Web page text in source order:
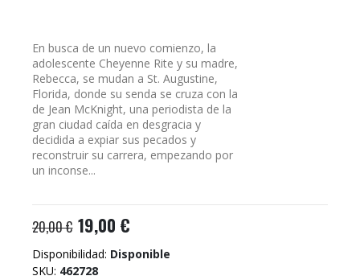
En busca de un nuevo comienzo, la
adolescente Cheyenne Rite y su madre,
Rebecca, se mudan a St. Augustine,
Florida, donde su senda se cruza con la
de Jean McKnight, una periodista de la
gran ciudad caída en desgracia y
decidida a expiar sus pecados y
reconstruir su carrera, empezando por
un inconse...
20,00 € 19,00 €
Disponibilidad: Disponible
SKU 462728